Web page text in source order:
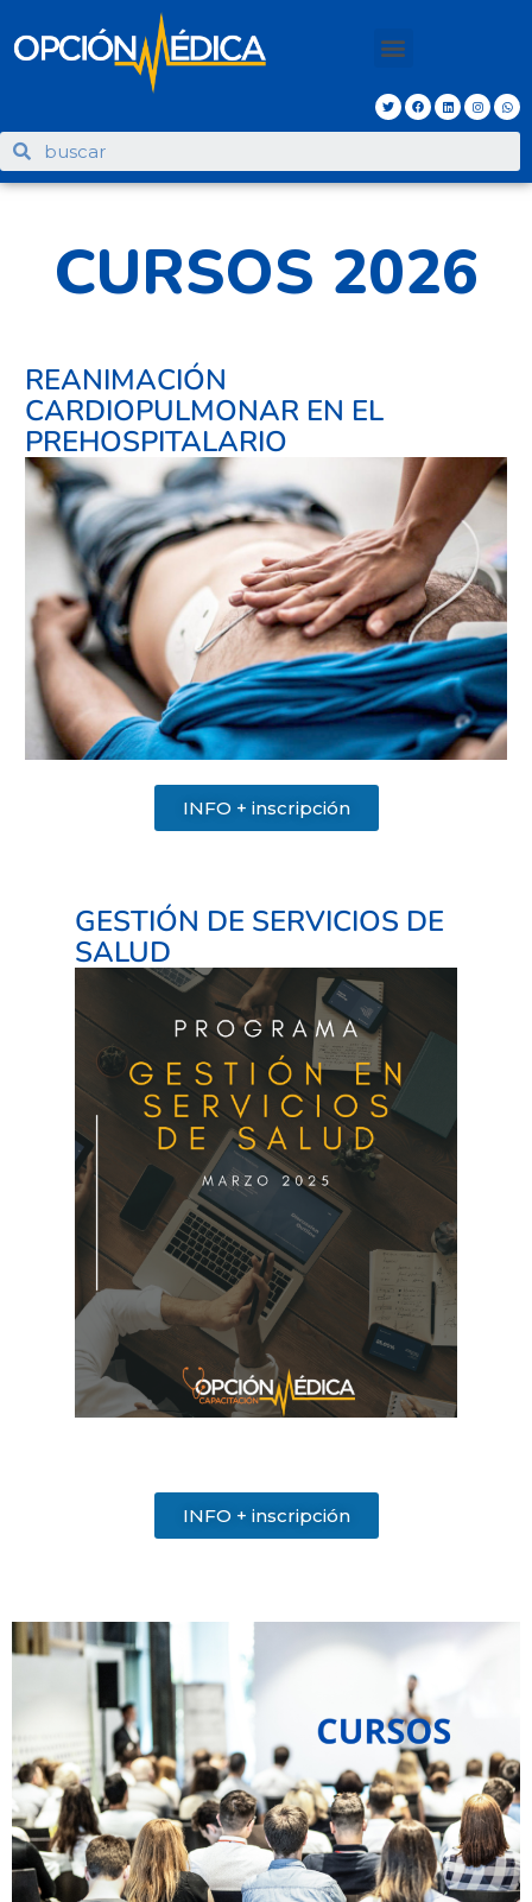
CURSOS 2026
REANIMACIÓN
CARDIOPULMONAR EN EL
PREHOSPITALARIO
INFO + inscripción
GESTIÓN DE SERVICIOS DE
SALUD
INFO + inscripción